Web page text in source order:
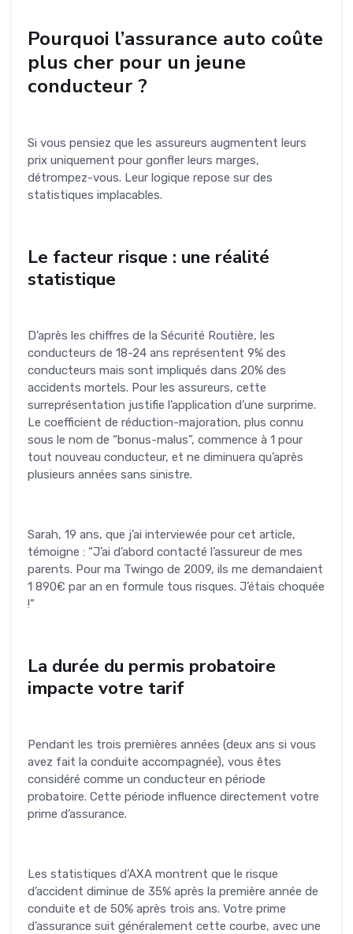
Pourquoi l’assurance auto coûte
plus cher pour un jeune
conducteur ?
Si vous pensiez que les assureurs augmentent leurs
prix uniquement pour gonfler leurs marges,
détrompez-vous. Leur logique repose sur des
statistiques implacables.
Le facteur risque : une réalité
statistique
D’après les chiffres de la Sécurité Routière, les
conducteurs de 18-24 ans représentent 9% des
conducteurs mais sont impliqués dans 20% des
accidents mortels. Pour les assureurs, cette
surreprésentation justifie l’application d’une surprime.
Le coefficient de réduction-majoration, plus connu
sous le nom de “bonus-malus”, commence à 1 pour
tout nouveau conducteur, et ne diminuera qu’après
plusieurs années sans sinistre.
Sarah, 19 ans, que j’ai interviewée pour cet article,
témoigne : “J’ai d’abord contacté l’assureur de mes
parents. Pour ma Twingo de 2009, ils me demandaient
1 890€ par an en formule tous risques. J’étais choquée
!”
La durée du permis probatoire
impacte votre tarif
Pendant les trois premières années (deux ans si vous
avez fait la conduite accompagnée), vous êtes
considéré comme un conducteur en période
probatoire. Cette période influence directement votre
prime d’assurance.
Les statistiques d’AXA montrent que le risque
d’accident diminue de 35% après la première année de
conduite et de 50% après trois ans. Votre prime
d’assurance suit généralement cette courbe, avec une